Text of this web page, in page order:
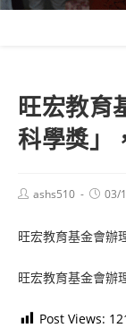
旺宏教育
科學獎」
Postashs510
Post03/
旺宏教育基金會辦
旺宏教育基金會辦
Post Views: